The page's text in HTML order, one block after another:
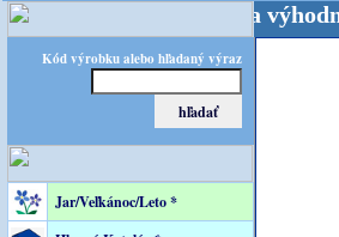
Kód výrobku alebo hľadaný výraz
Jar/Veľkánoc/Leto *
- Kvalita za výhodnú cenu!